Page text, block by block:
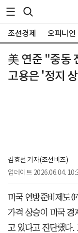
조선경제 오피니언
美 연준 "중동
고용은 '정지
김효선 기자(조선비즈)
업데이트 2026.06.04.
미국 연방준비제도
가격 상승이 미국 경
고 있다고 진단했다.